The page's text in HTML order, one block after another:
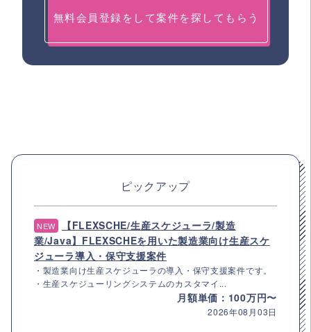
無料会員登録をして案件を探してもらう
ピックアップ
NEW
【FLEXSCHE/生産スケジューラ/製造
業/Java】FLEXSCHEを用いた製造業向け生産スケ
ジューラ導入・保守支援案件
・製造業向け生産スケジューラの導入・保守支援案件です。
・生産スケジューリングシステムのカスタマイ...
月額単価：100万円〜
2026年08月03日